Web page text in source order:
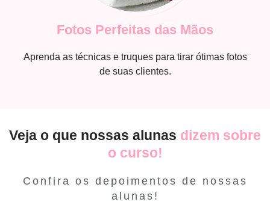
Fotos Perfeitas das Mãos
Aprenda as técnicas e truques para tirar ótimas fotos
de suas clientes.
Veja o que nossas alunas dizem sobre
o curso!
Confira os depoimentos de nossas
alunas!